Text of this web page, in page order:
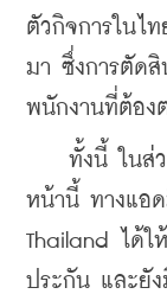
ตัวกิจการในไ
มา ซึ่งการตัดสิ
พนักงานที่ต้อง
ทั้งนี้ ในส่วน
หน้านี้ ทางแอ
Thailand ได้ใ
ประกัน และยัง